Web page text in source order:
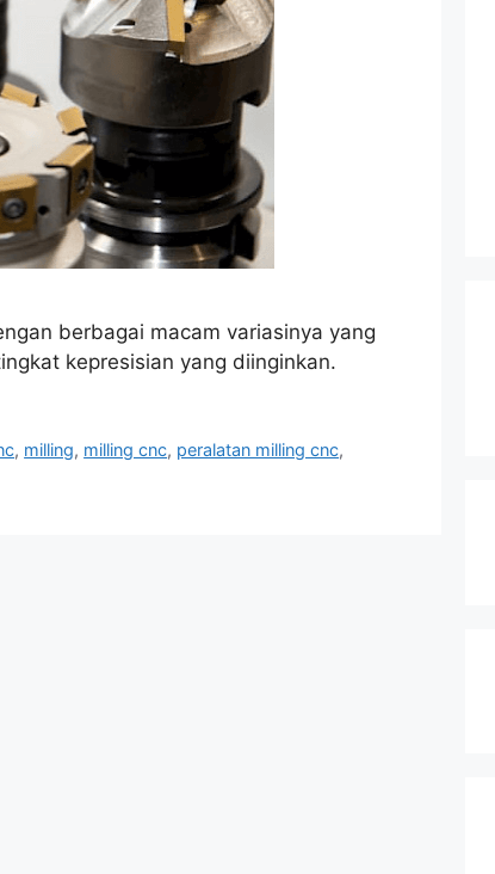
berbagai macam variasinya yang
kepresisian yang diinginkan.
, milling, milling cnc, peralatan milling cnc,